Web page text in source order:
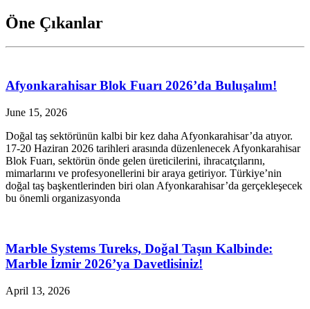
Öne Çıkanlar
Afyonkarahisar Blok Fuarı 2026’da Buluşalım!
June 15, 2026
Doğal taş sektörünün kalbi bir kez daha Afyonkarahisar’da atıyor.
17-20 Haziran 2026 tarihleri arasında düzenlenecek Afyonkarahisar
Blok Fuarı, sektörün önde gelen üreticilerini, ihracatçılarını,
mimarlarını ve profesyonellerini bir araya getiriyor. Türkiye’nin
doğal taş başkentlerinden biri olan Afyonkarahisar’da gerçekleşecek
bu önemli organizasyonda
Marble Systems Tureks, Doğal Taşın Kalbinde:
Marble İzmir 2026’ya Davetlisiniz!
April 13, 2026